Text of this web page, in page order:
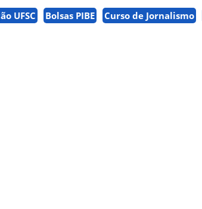
UFSC Bolsas PIBE Curso de Jornalismo